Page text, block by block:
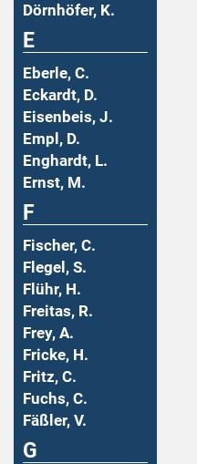
Dörnhöfer, K.
E
Eberle, C.
Eckardt, D.
Eisenbeis, J.
Empl, D.
Enghardt, L.
Ernst, M.
F
Fischer, C.
Flegel, S.
Flühr, H.
Freitas, R.
Frey, A.
Fricke, H.
Fritz, C.
Fuchs, C.
Fäßler, V.
G